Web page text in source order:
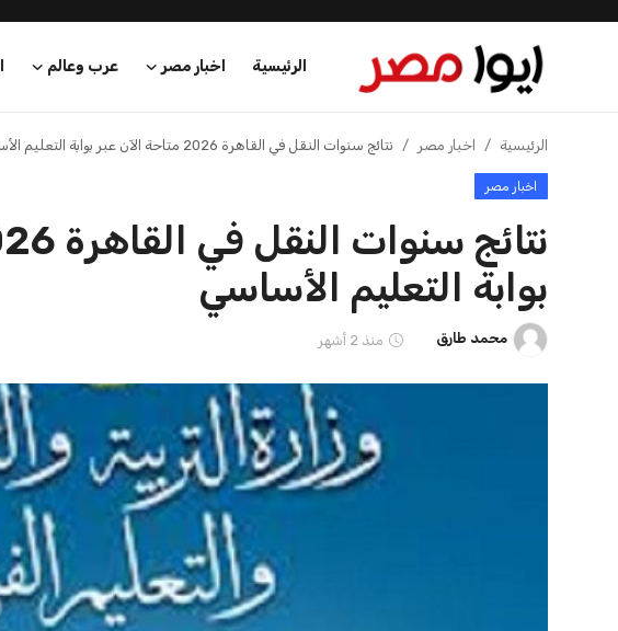
الرئيسية اخبار مصر عرب وعالم
الرئيسية
اخبار مصر
عرب وعالم
اخبار الرياضة
الرئيسية اخبار مصر نتائج سنوات النقل في القاهرة 2026 متاحة الآن عبر بوابة التعليم الأساسي
اخبار مصر
بوابة التعليم الأساسي
محمد طارق منذ 2 أشهر